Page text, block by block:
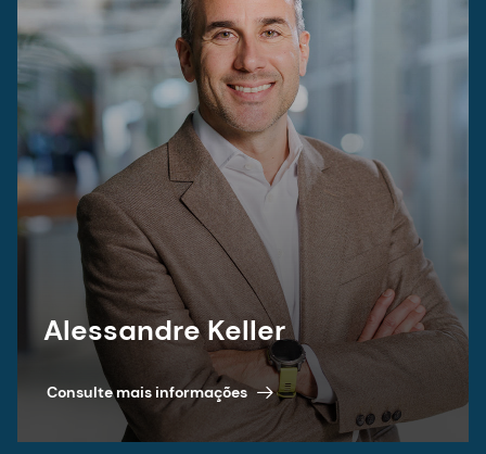
Alessandre Keller
Consulte mais informações